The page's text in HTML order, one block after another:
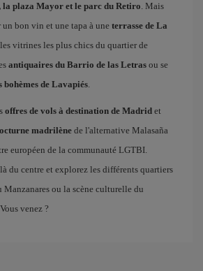
plaza Mayor et le parc du Retiro. Mais
un bon vin et une tapa à une terrasse de La
vitrines les plus chics du quartier de
antiquaires du Barrio de las Letras ou se
bohèmes de Lavapiés.
offres de vols à destination de Madrid et
madrilène de l'alternative Malasaña
européen de la communauté LGTBI.
du centre et explorez les différents quartiers
ou la scène culturelle du
venez ?